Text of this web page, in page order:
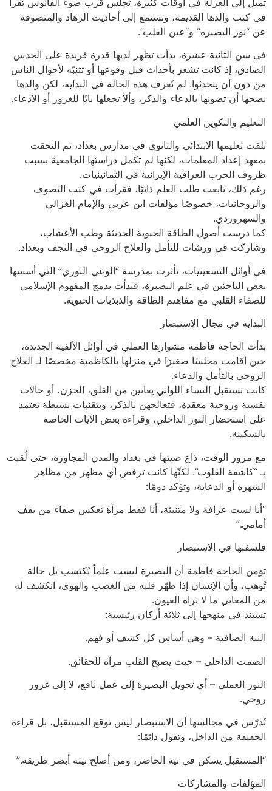
في كتب والدها القديمة، وتستمع إلى أحاديث الزهاد والمتصوفة
عن “نور البصيرة” و“عين القلب”.
في سن الثانية عشرة، بدأت تظهر لديها قدرة فريدة على الحدس
الصادق، إذ كانت تشعر بأحداث قبل وقوعها أو تتنبّه لأحوال الناس
من دون أن يتحدثوا. لم تُعرف هذه الحالة في البداية، لكن والدها
نصحها أن تصونها بالدعاء والذكر، وألا تجعلها بابًا للغرور أو الادعاء.
التعليم والتكوين العلمي
تلقت تعليمها الابتدائي والثانوي في مدارس بغداد، ثم التحقت
بمعهد إعداد المعلمات، لكنها لم تكمل دراستها الجامعية بسبب
ظروف الحرب العراقية الإيرانية في الثمانينيات.
رغم ذلك، تابعت طلب العلم ذاتيًا، فقرأت في كتب التصوف
والروحانيات، خصوصًا مؤلفات ابن عربي والإمام الغزالي
والسهروردي.
كما درست أصول الطاقة الحيوية الحديثة وطب الأعشاب،
وشاركت في ورشات للتأمل والعلاج الروحي في النجف وبغداد.
في أوائل التسعينيات، تأثرت بمدرسة “الوعي النوري” التي أسسها
بعض الباحثين في علم البصيرة، فبدأت بدمج المفهوم الإسلامي
للصفاء القلبي مع مفاهيم الطاقة والذبذبات الحيوية.
البداية في مجال الاستبصار
بدأت الحاجة فاطمة مشوارها العملي في أوائل الألفية الجديدة،
حين أقامت مجلسًا صغيرًا في منزلها بالكاظمية مخصصًا لـ العلاج
الروحي بالتأمل والدعاء.
كانت تستقبل النساء اللواتي يعانين من القلق، الحزن، أو حالات
نفسية وروحية معقدة، فتعالجهن بالذكر، وبتقنيات بسيطة تعتمد
على استحضار النور الداخلي، وقراءة بعض الآيات الخاصة
بالسكينة.
مع مرور الوقت، ذاع صيتها في بغداد والمدن المجاورة، حتى لُقبت
بـ “كاشفة القلوب”. لكنّها كانت ترفض أي مظهر من مظاهر
الشهرة أو الدعاية، وتؤكد دومًا:
“أنا لست عرافة ولا متنبئة، أنا فقط مرآة تعكس صفاء من يقف
أمامي.”
فلسفتها في الاستبصار
تؤمن الحاجة فاطمة أن البصيرة ليست علماً يُكتسب بل حالة
تُوهب، وأن الإنسان إذا طهّر قلبه من الغضب والهوى، انكشف له
من المعاني ما لا تراه العيون.
تستند في منهجها إلى ثلاثة أركان رئيسية:
النية الصافية – وهي أساس كل كشف أو فهم.
الصمت الداخلي – حيث يصبح القلب مرآة للحقائق.
النور العملي – أي تحويل البصيرة إلى عمل نافع، لا إلى غرور
روحي.
تُدرّس في مجالسها أن الاستبصار ليس توقع المستقبل، بل قراءة
الحقيقة من الداخل، وتقول دائمًا:
“المستقبل يسكن في نية الحاضر، ومن أصلح نيته أبصر طريقه.”
المؤلفات والمشاركات